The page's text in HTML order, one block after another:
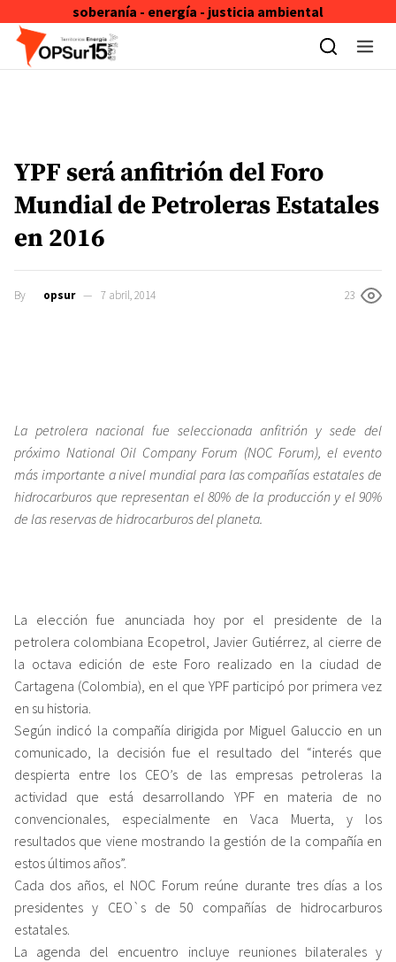
soberanía - energía - justicia ambiental
Skip to content
YPF será anfitrión del Foro
Mundial de Petroleras Estatales
en 2016
By opsur 7 abril, 2014 23
La petrolera nacional fue seleccionada anfitrión y sede del
próximo National Oil Company Forum (NOC Forum), el evento
más importante a nivel mundial para las compañías estatales de
hidrocarburos que representan el 80% de la producción y el 90%
de las reservas de hidrocarburos del planeta.
La elección fue anunciada hoy por el presidente de la
petrolera colombiana Ecopetrol, Javier Gutiérrez, al cierre de
la octava edición de este Foro realizado en la ciudad de
Cartagena (Colombia), en el que YPF participó por primera vez
en su historia.
Según indicó la compañía dirigida por Miguel Galuccio en un
comunicado, la decisión fue el resultado del “interés que
despierta entre los CEO’s de las empresas petroleras la
actividad que está desarrollando YPF en materia de no
convencionales, especialmente en Vaca Muerta, y los
resultados que viene mostrando la gestión de la compañía en
estos últimos años”.
Cada dos años, el NOC Forum reúne durante tres días a los
presidentes y CEO`s de 50 compañías de hidrocarburos
estatales.
La agenda del encuentro incluye reuniones bilaterales y